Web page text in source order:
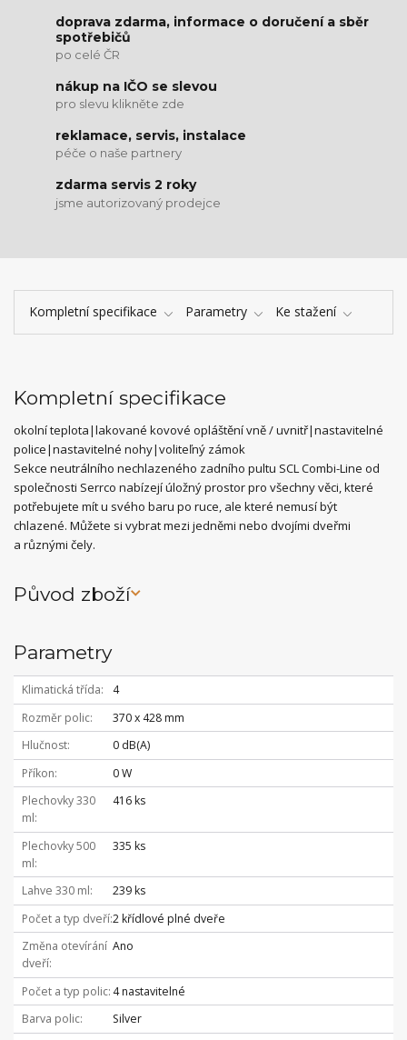
doprava zdarma, informace o doručení a sběr
spotřebičů
po celé ČR
nákup na IČO se slevou
pro slevu klikněte zde
reklamace, servis, instalace
péče o naše partnery
zdarma servis 2 roky
jsme autorizovaný prodejce
Kompletní specifikace Parametry Ke stažení
Kompletní specifikace
okolní teplota|lakované kovové opláštění vně / uvnitř|nastavitelné
police|nastavitelné nohy|voliteľný zámok
Sekce neutrálního nechlazeného zadního pultu SCL Combi-Line od
společnosti Serrco nabízejí úložný prostor pro všechny věci, které
potřebujete mít u svého baru po ruce, ale které nemusí být
chlazené. Můžete si vybrat mezi jedněmi nebo dvojími dveřmi
a různými čely.
Původ zboží
Parametry
Klimatická třída
4
Rozměr polic
370 x 428 mm
Hlučnost
0 dB(A)
Příkon
0 W
Plechovky 330
ml
416 ks
Plechovky 500
ml
335 ks
Lahve 330 ml
239 ks
Počet a typ dveří2 křídlové plné dveře
Změna otevírání
dveří
Ano
Počet a typ polic 4 nastavitelné
Barva polic
Silver